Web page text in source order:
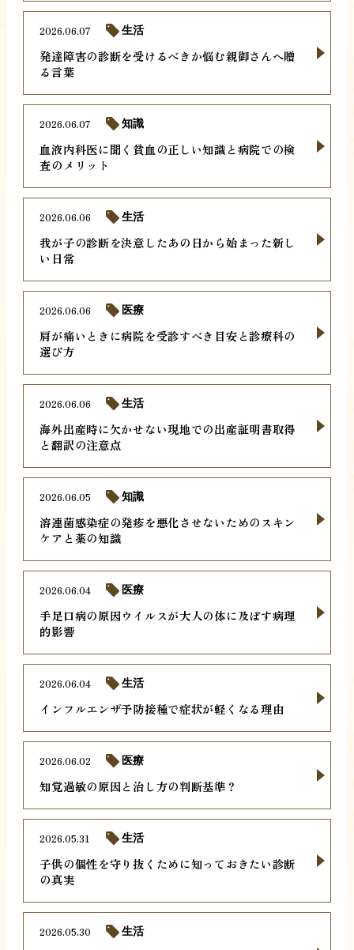
発達障害の診断を受けるべきか悩む親御さんへ贈
る言葉
2026.06.07 生活
血液内科医に聞く貧血の正しい知識と病院での検
査のメリット
2026.06.07 知識
我が子の診断を決意したあの日から始まった新し
い日常
2026.06.06 生活
肩が痛いときに病院を受診すべき目安と診療科の
選び方
2026.06.06 医療
海外出産時に欠かせない現地での出産証明書取得
と翻訳の注意点
2026.06.06 生活
溶連菌感染症の発疹を悪化させないためのスキン
ケアと薬の知識
2026.06.05 知識
手足口病の原因ウイルスが大人の体に及ぼす病理
的影響
2026.06.04 医療
インフルエンザ予防接種で症状が軽くなる理由
2026.06.04 生活
知覚過敏の原因と治し方の判断基準？
2026.06.02 医療
子供の個性を守り抜くために知っておきたい診断
の真実
2026.05.31 生活
2026.05.30 生活